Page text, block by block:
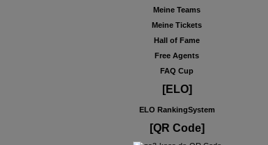
Meine Teams
Meine Tickets
Hall of Fame
Free Agents
FAQ Cup
[ELO]
ELO RankingSystem
[QR Code]